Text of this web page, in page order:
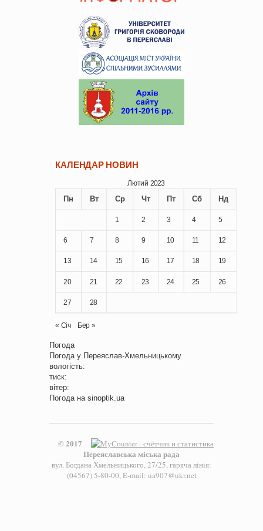
КАЛЕНДАР НОВИН
Лютий 2023
Пн Вт Ср Чт Пт Сб Нд
1 2 3 4 5
6 7 8 9 10 11 12
13 14 15 16 17 18 19
20 21 22 23 24 25 26
27 28
« Січ Бер »
Погода
Погода у Переяслав-Хмельницькому
вологість:
тиск:
вітер:
Погода на sinoptik.ua
© 2017
Переяславська міська рада
вул. Богдана Хмельницького, 27/25, гаряча лінія:
(04567) 5-80-00, E-mail: ua907@ukr.net